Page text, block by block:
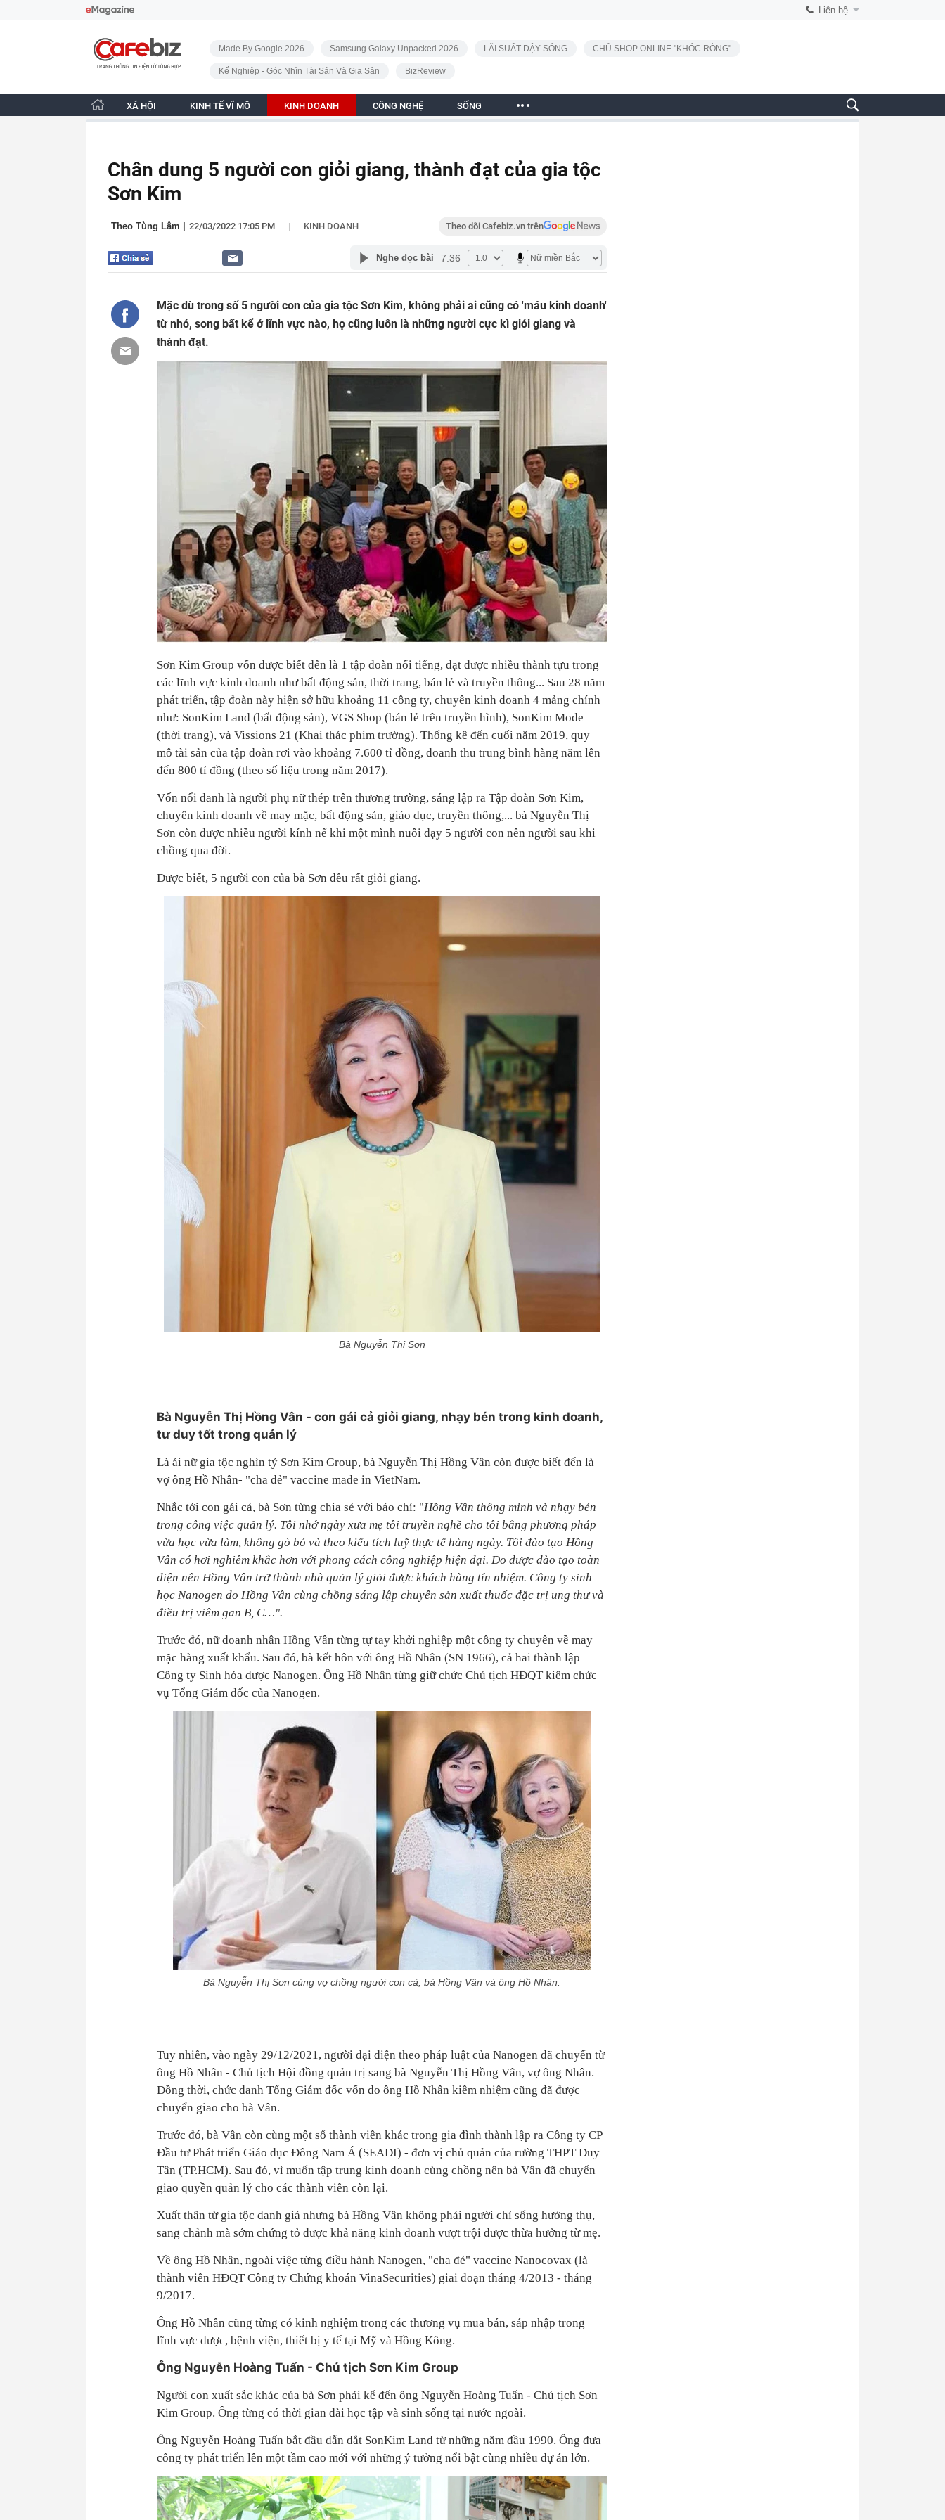
Liên hệ
CafeBiz - Trang chủ
Made By Google 2026 Samsung Galaxy Unpacked 2026 LÃI SUẤT DẬY SÓNG CHỦ SHOP ONLINE "KHÓC RÒNG"
Kế Nghiệp - Góc Nhìn Tài Sản Và Gia Sản BizReview
XÃ HỘI KINH TẾ VĨ MÔ KINH DOANH CÔNG NGHỆ SỐNG
Chân dung 5 người con giỏi giang, thành đạt của gia tộc
Sơn Kim
Theo Tùng Lâm 22/03/2022 17:05 PM | KINH DOANH Theo dõi Cafebiz.vn trên
Nghe đọc bài 7:36
Mặc dù trong số 5 người con của gia tộc Sơn Kim, không phải ai cũng có 'máu kinh doanh'
từ nhỏ, song bất kể ở lĩnh vực nào, họ cũng luôn là những người cực kì giỏi giang và
thành đạt.
Sơn Kim Group vốn được biết đến là 1 tập đoàn nổi tiếng, đạt được nhiều thành tựu trong
các lĩnh vực kinh doanh như bất động sản, thời trang, bán lẻ và truyền thông... Sau 28 năm
phát triển, tập đoàn này hiện sở hữu khoảng 11 công ty, chuyên kinh doanh 4 mảng chính
như: SonKim Land (bất động sản), VGS Shop (bán lẻ trên truyền hình), SonKim Mode
(thời trang), và Vissions 21 (Khai thác phim trường). Thống kê đến cuối năm 2019, quy
mô tài sản của tập đoàn rơi vào khoảng 7.600 tỉ đồng, doanh thu trung bình hàng năm lên
đến 800 tỉ đồng (theo số liệu trong năm 2017).
Vốn nổi danh là người phụ nữ thép trên thương trường, sáng lập ra Tập đoàn Sơn Kim,
chuyên kinh doanh về may mặc, bất động sản, giáo dục, truyền thông,... bà Nguyễn Thị
Sơn còn được nhiều người kính nể khi một mình nuôi dạy 5 người con nên người sau khi
chồng qua đời.
Được biết, 5 người con của bà Sơn đều rất giỏi giang.
Bà Nguyễn Thị Sơn
Bà Nguyễn Thị Hồng Vân - con gái cả giỏi giang, nhạy bén trong kinh doanh,
tư duy tốt trong quản lý
Là ái nữ gia tộc nghìn tỷ Sơn Kim Group, bà Nguyễn Thị Hồng Vân còn được biết đến là
vợ ông Hồ Nhân- "cha đẻ" vaccine made in VietNam.
Nhắc tới con gái cả, bà Sơn từng chia sẻ với báo chí: "Hồng Vân thông minh và nhạy bén
trong công việc quản lý. Tôi nhớ ngày xưa mẹ tôi truyền nghề cho tôi bằng phương pháp
vừa học vừa làm, không gò bó và theo kiểu tích luỹ thực tế hàng ngày. Tôi đào tạo Hồng
Vân có hơi nghiêm khắc hơn với phong cách công nghiệp hiện đại. Do được đào tạo toàn
diện nên Hồng Vân trở thành nhà quản lý giỏi được khách hàng tín nhiệm. Công ty sinh
học Nanogen do Hồng Vân cùng chồng sáng lập chuyên sản xuất thuốc đặc trị ung thư và
điều trị viêm gan B, C…".
Trước đó, nữ doanh nhân Hồng Vân từng tự tay khởi nghiệp một công ty chuyên về may
mặc hàng xuất khẩu. Sau đó, bà kết hôn với ông Hồ Nhân (SN 1966), cả hai thành lập
Công ty Sinh hóa dược Nanogen. Ông Hồ Nhân từng giữ chức Chủ tịch HĐQT kiêm chức
vụ Tổng Giám đốc của Nanogen.
Bà Nguyễn Thị Sơn cùng vợ chồng người con cả, bà Hồng Vân và ông Hồ Nhân.
Tuy nhiên, vào ngày 29/12/2021, người đại diện theo pháp luật của Nanogen đã chuyển từ
ông Hồ Nhân - Chủ tịch Hội đồng quản trị sang bà Nguyễn Thị Hồng Vân, vợ ông Nhân.
Đồng thời, chức danh Tổng Giám đốc vốn do ông Hồ Nhân kiêm nhiệm cũng đã được
chuyển giao cho bà Vân.
Trước đó, bà Vân còn cùng một số thành viên khác trong gia đình thành lập ra Công ty CP
Đầu tư Phát triển Giáo dục Đông Nam Á (SEADI) - đơn vị chủ quản của rường THPT Duy
Tân (TP.HCM). Sau đó, vì muốn tập trung kinh doanh cùng chồng nên bà Vân đã chuyển
giao quyền quản lý cho các thành viên còn lại.
Xuất thân từ gia tộc danh giá nhưng bà Hồng Vân không phải người chỉ sống hưởng thụ,
sang chảnh mà sớm chứng tỏ được khả năng kinh doanh vượt trội được thừa hưởng từ mẹ.
Về ông Hồ Nhân, ngoài việc từng điều hành Nanogen, "cha đẻ" vaccine Nanocovax (là
thành viên HĐQT Công ty Chứng khoán VinaSecurities) giai đoạn tháng 4/2013 - tháng
9/2017.
Ông Hồ Nhân cũng từng có kinh nghiệm trong các thương vụ mua bán, sáp nhập trong
lĩnh vực dược, bệnh viện, thiết bị y tế tại Mỹ và Hồng Kông.
Ông Nguyễn Hoàng Tuấn - Chủ tịch Sơn Kim Group
Người con xuất sắc khác của bà Sơn phải kể đến ông Nguyễn Hoàng Tuấn - Chủ tịch Sơn
Kim Group. Ông từng có thời gian dài học tập và sinh sống tại nước ngoài.
Ông Nguyễn Hoàng Tuấn bắt đầu dẫn dắt SonKim Land từ những năm đầu 1990. Ông đưa
công ty phát triển lên một tầm cao mới với những ý tưởng nổi bật cùng nhiều dự án lớn.